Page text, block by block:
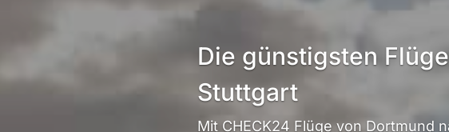
Die günstigsten
Stuttgart
Mit CHECK24 Flüge von Dortmund